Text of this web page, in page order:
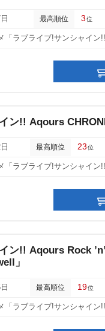
最高順位 3位
「ラブライブ!サンシャイン
ン!! Aqours
最高順位 23位
「ラブライブ!サンシャイン
ン!! Aqours Rock
」
最高順位 19位
「ラブライブ!サンシャイン